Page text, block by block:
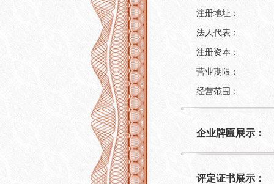
注册地址：
法人代表：
注册资本：
营业期限：
经营范围：
企业牌匾展示：
评定证书展示：